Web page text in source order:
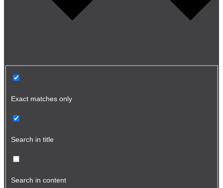
Exact matches only
Search in title
Search in content